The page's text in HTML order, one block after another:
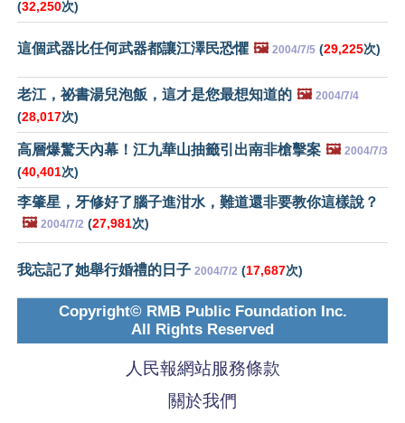
(32,250次)
這個武器比任何武器都讓江澤民恐懼 🖼️ 2004/7/5 (29,225次)
老江，祕書湯兒泡飯，這才是您最想知道的 🖼️ 2004/7/4
(28,017次)
高層爆驚天內幕！江九華山抽籤引出南非槍擊案 🖼️ 2004/7/3
(40,401次)
李肇星，牙修好了腦子進泔水，難道還非要教你這樣說？
🖼️ 2004/7/2 (27,981次)
我忘記了她舉行婚禮的日子 2004/7/2 (17,687次)
Copyright© RMB Public Foundation Inc.
All Rights Reserved
人民報網站服務條款
關於我們